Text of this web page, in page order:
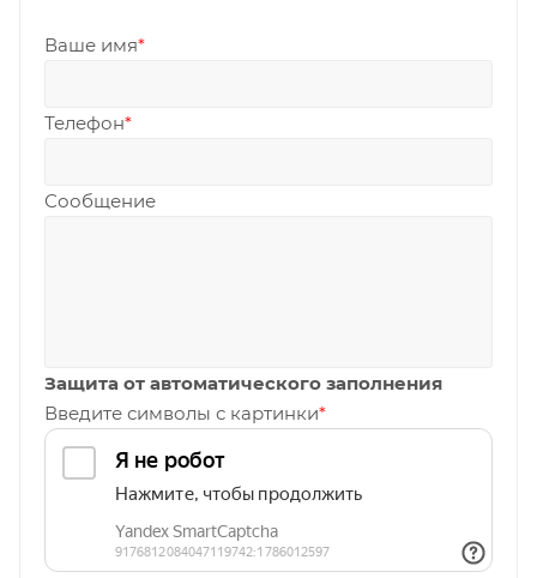
Ваше имя*
Телефон*
Сообщение
Защита от автоматического заполнения
Введите символы с картинки*